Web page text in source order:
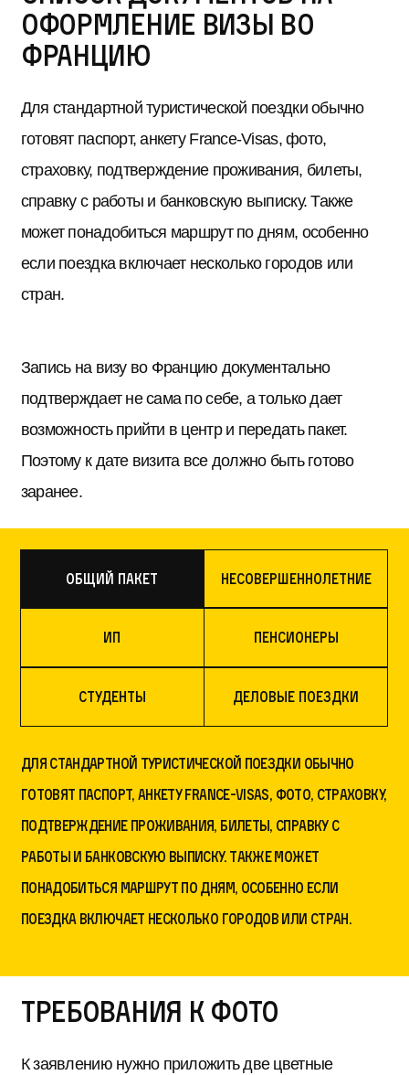
оформление визы во
Францию
Для стандартной туристической поездки обычно
готовят паспорт, анкету France-Visas, фото,
страховку, подтверждение проживания, билеты,
справку с работы и банковскую выписку. Также
может понадобиться маршрут по дням, особенно
если поездка включает несколько городов или
стран.
Запись на визу во Францию документально
подтверждает не сама по себе, а только дает
возможность прийти в центр и передать пакет.
Поэтому к дате визита все должно быть готово
заранее.
Общий пакет Несовершеннолетние
ИП Пенсионеры
Студенты Деловые поездки
Для стандартной туристической поездки обычно
готовят паспорт, анкету France-Visas, фото, страховку,
подтверждение проживания, билеты, справку с
работы и банковскую выписку. Также может
понадобиться маршрут по дням, особенно если
поездка включает несколько городов или стран.
Требования к фото
К заявлению нужно приложить две цветные